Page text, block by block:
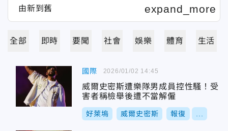
全部 即時 要聞 社會 娛樂 體育 生活
國際
威爾史密斯遭樂隊男成員控性騷！受
害者稱檢舉後遭不當解僱
好萊塢 威爾史密斯 報復
2026/01/02 14:45